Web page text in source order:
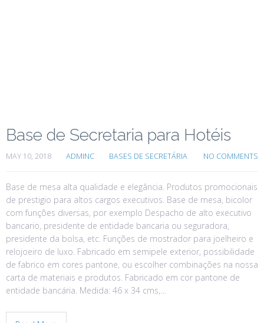
Base de Secretaria para Hotéis
MAY 10, 2018 ADMINC BASES DE SECRETÁRIA NO COMMENTS
Base de mesa alta qualidade e elegância. Produtos promocionais
de prestigio para altos cargos executivos. Base de mesa, bicolor
com funções diversas, por exemplo Despacho de alto executivo
bancario, presidente de entidade bancaria ou seguradora,
presidente da bolsa, etc. Funções de mostrador para joelheiro e
relojoeiro de luxo. Fabricado em semipele exterior, possibilidade
de fabrico em cores pantone, ou escolher combinações na nossa
carta de materiais e produtos. Fabricado em cor pantone de
entidade bancária. Medida: 46 x 34 cms,…